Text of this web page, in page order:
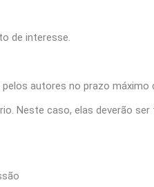
de interesse.
autores no prazo máximo
Neste caso, elas deverão